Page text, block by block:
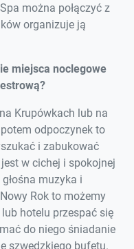
można połączyć z
organizuje ją
miejsca noclegowe
Krupówkach lub na
odpoczynek to
i zabukować
w cichej i spokojnej
muzyka i
Rok to możemy
hotelu przespać się
do niego śniadanie
szwedzkiego bufetu.